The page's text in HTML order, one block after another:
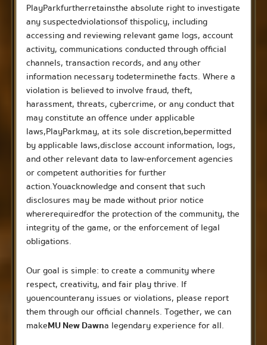
PlayPark further retains the absolute right to investigate
any suspected violations of this policy, including
accessing and reviewing relevant game logs, account
activity, communications conducted through official
channels, transaction records, and any other
information necessary to determine the facts. Where a
violation is believed to involve fraud, theft,
harassment, threats, cybercrime, or any conduct that
may constitute an offence under applicable
laws, PlayPark may, at its sole discretion, be permitted
by applicable laws, disclose account information, logs,
and other relevant data to law-enforcement agencies
or competent authorities for further
action. You acknowledge and consent that such
disclosures may be made without prior notice
where required for the protection of the community, the
integrity of the game, or the enforcement of legal
obligations.
Our goal is simple: to create a community where
respect, creativity, and fair play thrive. If
you encounter any issues or violations, please report
them through our official channels. Together, we can
makeMU New Dawna legendary experience for all.